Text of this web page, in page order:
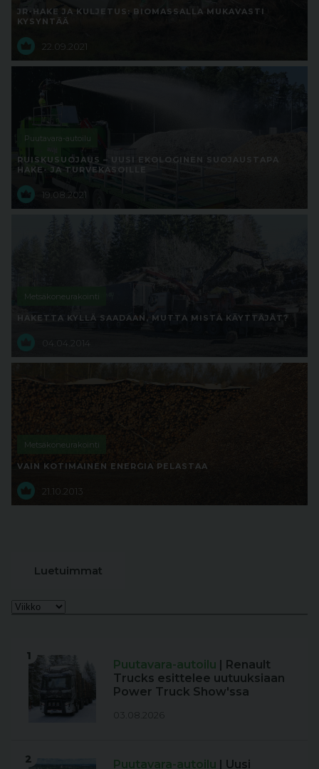
JR-HAKE JA KULJETUS: BIOMASSALLA MUKAVASTI
KYSYNTÄÄ
22.09.2021
Puutavara-autoilu
RUISKUSUOJAUS – UUSI EKOLOGINEN SUOJAUSTAPA
HAKE- JA TURVEKASOILLE
19.08.2021
Metsäkoneurakointi
HAKETTA KYLLÄ SAADAAN, MUTTA MISTÄ KÄYTTÄJÄT?
04.04.2014
Metsäkoneurakointi
VAIN KOTIMAINEN ENERGIA PELASTAA
21.10.2013
Luetuimmat
1
Puutavara-autoilu | Renault
Trucks esittelee uutuuksiaan
Power Truck Show'ssa
03.08.2026
2 Puutavara-autoilu | Uusi